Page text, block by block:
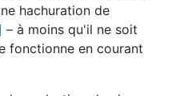
hachuration de
– à moins qu'il ne soit
fonctionne en courant